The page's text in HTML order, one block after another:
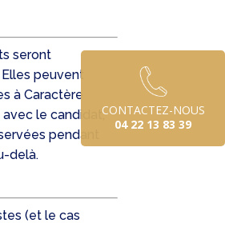
CONTACTEZ-NOUS
04 22 13 83 39
seront
peuvent
à Caractère
le candidat,
pendant
delà.
(et le cas